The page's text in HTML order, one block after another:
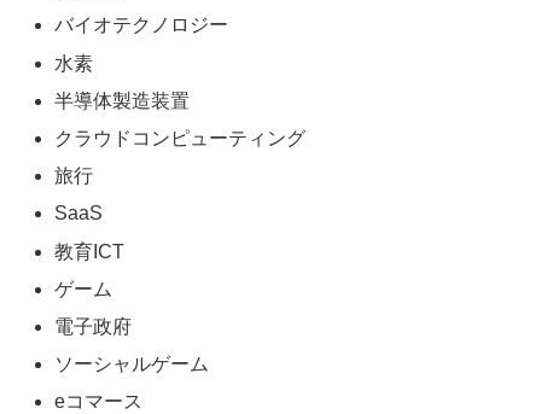
バイオテクノロジー
水素
半導体製造装置
クラウドコンピューティング
旅行
SaaS
教育ICT
ゲーム
電子政府
ソーシャルゲーム
eコマース